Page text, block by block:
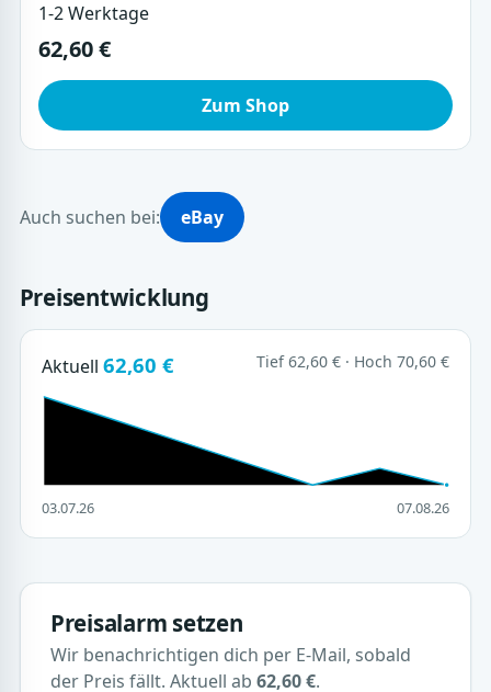
1-2 Werktage
62,60 €
Zum Shop
Auch suchen bei: eBay
Preisentwicklung
Aktuell 62,60 € Tief 62,60 € · Hoch 70,60 €
03.07.26 07.08.26
Preisalarm setzen
Wir benachrichtigen dich per E-Mail, sobald
der Preis fällt. Aktuell ab 62,60 €.